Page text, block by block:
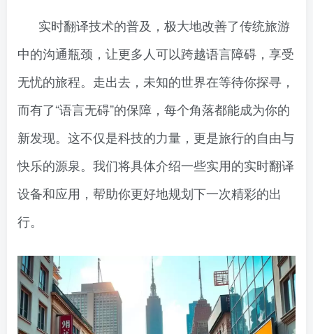
实时翻译技术的普及，极大地改善了传统旅游
中的沟通瓶颈，让更多人可以跨越语言障碍，享受
无忧的旅程。走出去，未知的世界在等待你探寻，
而有了“语言无碍”的保障，每个角落都能成为你的
新发现。这不仅是科技的力量，更是旅行的自由与
快乐的源泉。我们将具体介绍一些实用的实时翻译
设备和应用，帮助你更好地规划下一次精彩的出
行。